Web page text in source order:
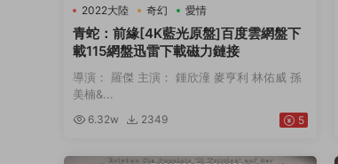
2022大陸 奇幻 愛情
青蛇：前緣[4K藍光原盤]百度雲網盤下
載115網盤迅雷下載磁力鏈接
導演： 羅傑 主演： 鍾欣潼 麥亨利 林佑威 孫
美楠&...
6.32w 2349 5